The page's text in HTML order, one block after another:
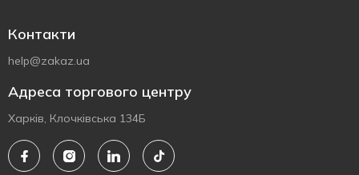
Контакти
help@zakaz.ua
Адреса торгового центру
Харків, Клочківська 134Б